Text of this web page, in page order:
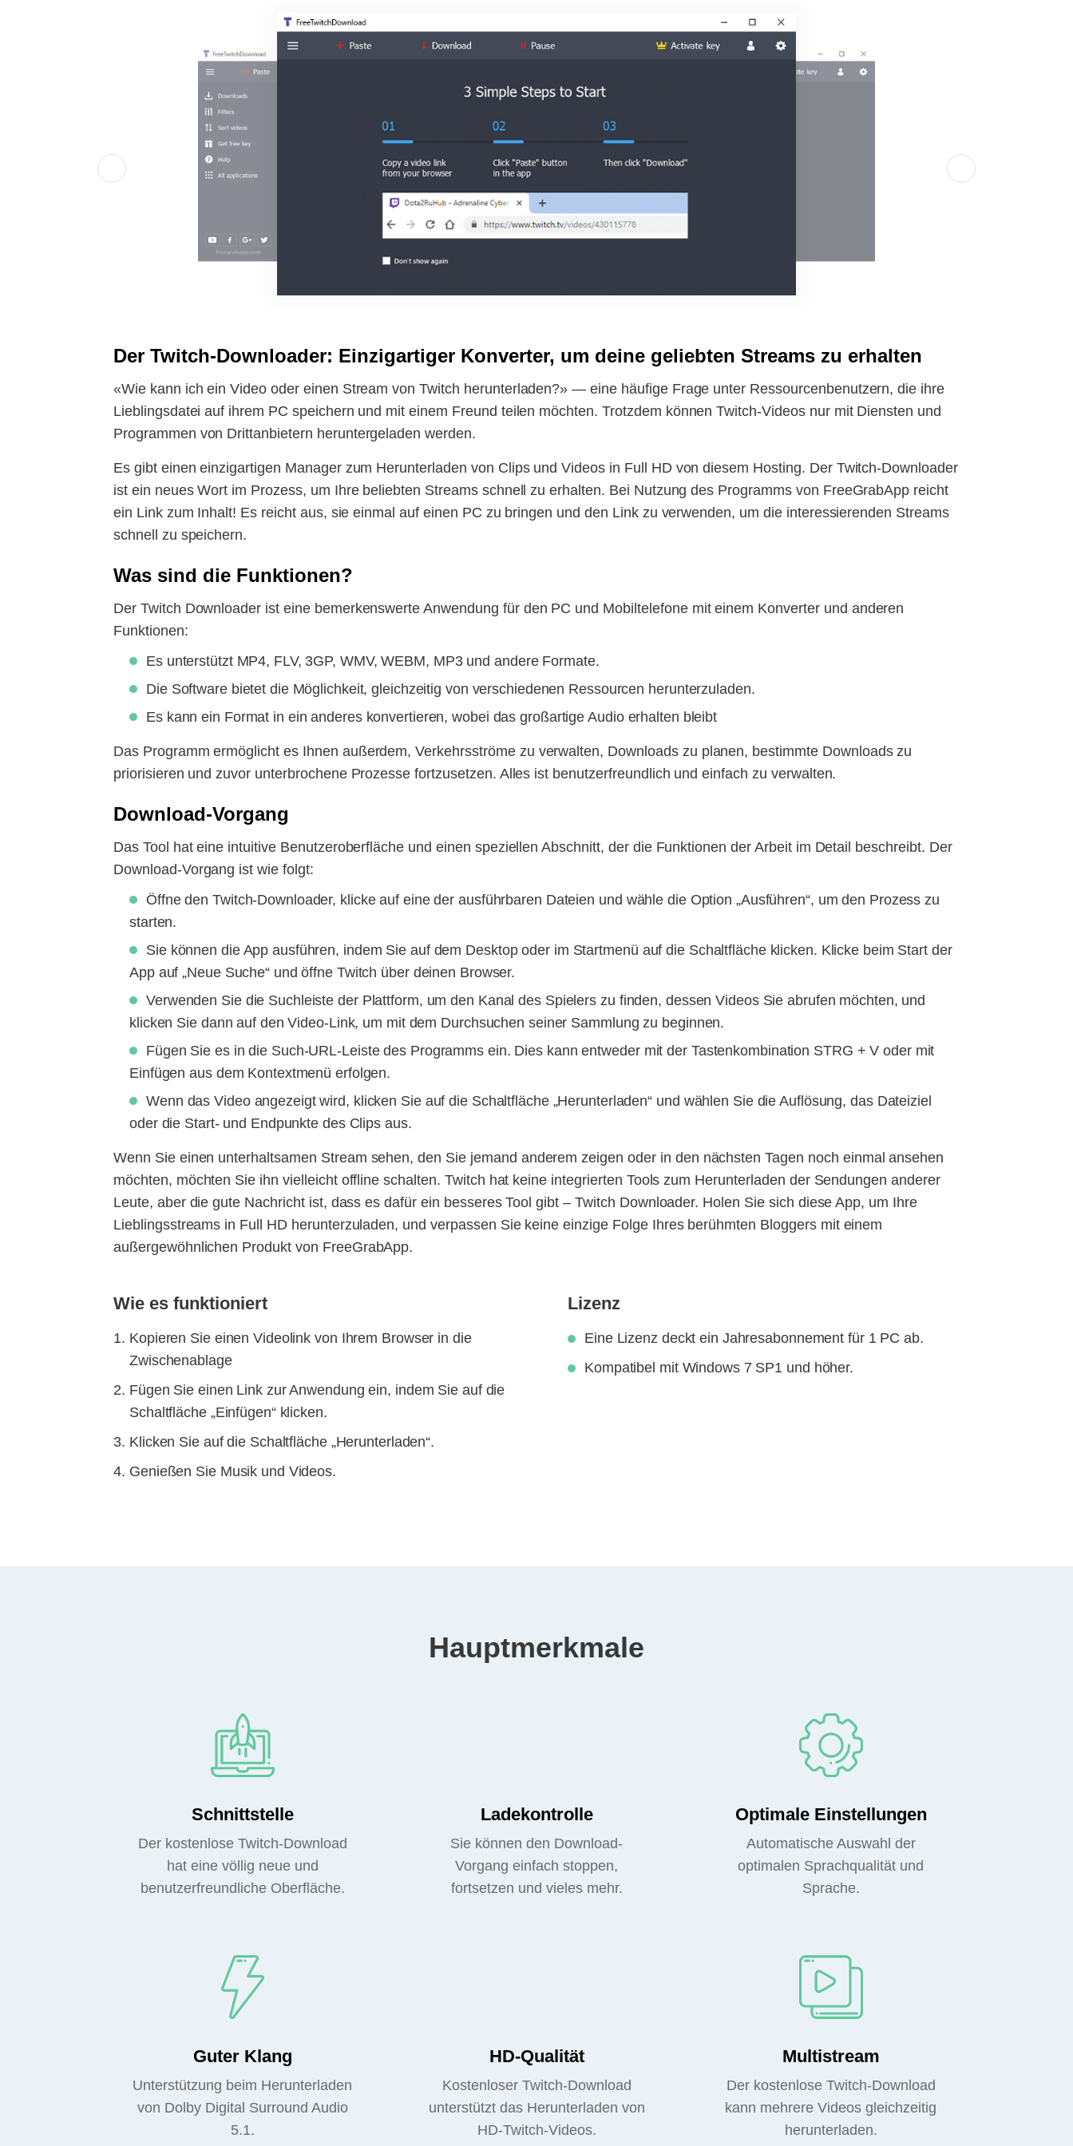
Der Twitch-Downloader: Einzigartiger Konverter, um deine geliebten Streams zu erhalten
«Wie kann ich ein Video oder einen Stream von Twitch herunterladen?» — eine häufige Frage unter Ressourcenbenutzern, die ihre
Lieblingsdatei auf ihrem PC speichern und mit einem Freund teilen möchten. Trotzdem können Twitch-Videos nur mit Diensten und
Programmen von Drittanbietern heruntergeladen werden.
Es gibt einen einzigartigen Manager zum Herunterladen von Clips und Videos in Full HD von diesem Hosting. Der Twitch-Downloader
ist ein neues Wort im Prozess, um Ihre beliebten Streams schnell zu erhalten. Bei Nutzung des Programms von FreeGrabApp reicht
ein Link zum Inhalt! Es reicht aus, sie einmal auf einen PC zu bringen und den Link zu verwenden, um die interessierenden Streams
schnell zu speichern.
Was sind die Funktionen?
Der Twitch Downloader ist eine bemerkenswerte Anwendung für den PC und Mobiltelefone mit einem Konverter und anderen
Funktionen:
Es unterstützt MP4, FLV, 3GP, WMV, WEBM, MP3 und andere Formate.
Die Software bietet die Möglichkeit, gleichzeitig von verschiedenen Ressourcen herunterzuladen.
Es kann ein Format in ein anderes konvertieren, wobei das großartige Audio erhalten bleibt
Das Programm ermöglicht es Ihnen außerdem, Verkehrsströme zu verwalten, Downloads zu planen, bestimmte Downloads zu
priorisieren und zuvor unterbrochene Prozesse fortzusetzen. Alles ist benutzerfreundlich und einfach zu verwalten.
Download-Vorgang
Das Tool hat eine intuitive Benutzeroberfläche und einen speziellen Abschnitt, der die Funktionen der Arbeit im Detail beschreibt. Der
Download-Vorgang ist wie folgt:
Öffne den Twitch-Downloader, klicke auf eine der ausführbaren Dateien und wähle die Option „Ausführen“, um den Prozess zu
starten.
Sie können die App ausführen, indem Sie auf dem Desktop oder im Startmenü auf die Schaltfläche klicken. Klicke beim Start der
App auf „Neue Suche“ und öffne Twitch über deinen Browser.
Verwenden Sie die Suchleiste der Plattform, um den Kanal des Spielers zu finden, dessen Videos Sie abrufen möchten, und
klicken Sie dann auf den Video-Link, um mit dem Durchsuchen seiner Sammlung zu beginnen.
Fügen Sie es in die Such-URL-Leiste des Programms ein. Dies kann entweder mit der Tastenkombination STRG + V oder mit
Einfügen aus dem Kontextmenü erfolgen.
Wenn das Video angezeigt wird, klicken Sie auf die Schaltfläche „Herunterladen“ und wählen Sie die Auflösung, das Dateiziel
oder die Start- und Endpunkte des Clips aus.
Wenn Sie einen unterhaltsamen Stream sehen, den Sie jemand anderem zeigen oder in den nächsten Tagen noch einmal ansehen
möchten, möchten Sie ihn vielleicht offline schalten. Twitch hat keine integrierten Tools zum Herunterladen der Sendungen anderer
Leute, aber die gute Nachricht ist, dass es dafür ein besseres Tool gibt – Twitch Downloader. Holen Sie sich diese App, um Ihre
Lieblingsstreams in Full HD herunterzuladen, und verpassen Sie keine einzige Folge Ihres berühmten Bloggers mit einem
außergewöhnlichen Produkt von FreeGrabApp.
Wie es funktioniert
Kopieren Sie einen Videolink von Ihrem Browser in die
Zwischenablage
Fügen Sie einen Link zur Anwendung ein, indem Sie auf die
Schaltfläche „Einfügen“ klicken.
Klicken Sie auf die Schaltfläche „Herunterladen“.
Genießen Sie Musik und Videos.
Lizenz
Eine Lizenz deckt ein Jahresabonnement für 1 PC ab.
Kompatibel mit Windows 7 SP1 und höher.
Hauptmerkmale
Schnittstelle
Der kostenlose Twitch-Download
hat eine völlig neue und
benutzerfreundliche Oberfläche.
Ladekontrolle
Sie können den Download-
Vorgang einfach stoppen,
fortsetzen und vieles mehr.
Optimale Einstellungen
Automatische Auswahl der
optimalen Sprachqualität und
Sprache.
Guter Klang
Unterstützung beim Herunterladen
von Dolby Digital Surround Audio
5.1.
HD-Qualität
Kostenloser Twitch-Download
unterstützt das Herunterladen von
HD-Twitch-Videos.
Multistream
Der kostenlose Twitch-Download
kann mehrere Videos gleichzeitig
herunterladen.